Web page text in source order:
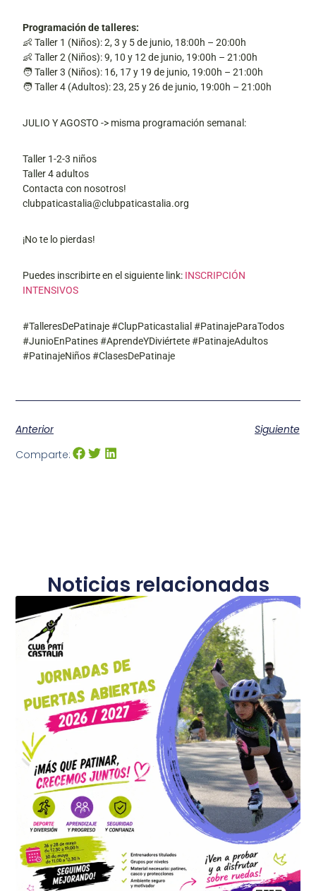
Programación de talleres:
👶 Taller 1 (Niños): 2, 3 y 5 de junio, 18:00h – 20:00h
👶 Taller 2 (Niños):9, 10 y 12 de junio, 19:00h – 21:00h
🧑 Taller 3 (Niños): 16, 17 y 19 de junio, 19:00h – 21:00h
🧑 Taller 4 (Adultos): 23, 25 y 26 de junio, 19:00h – 21:00h
JULIO Y AGOSTO -> misma programación semanal:
Taller 1-2-3 niños
Taller 4 adultos
Contacta con nosotros!
clubpaticastalia@clubpaticastalia.org
¡No te lo pierdas!
Puedes inscribirte en el siguiente link: INSCRIPCIÓN
INTENSIVOS
#TalleresDePatinaje #ClupPaticastalial #PatinajeParaTodos
#JunioEnPatines #AprendeYDiviértete #PatinajeAdultos
#PatinajeNiños #ClasesDePatinaje
Anterior
Siguiente
Comparte:
Noticias relacionadas